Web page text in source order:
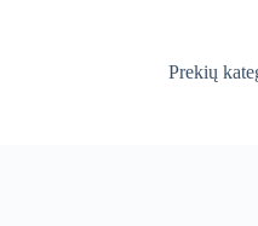
Prekių